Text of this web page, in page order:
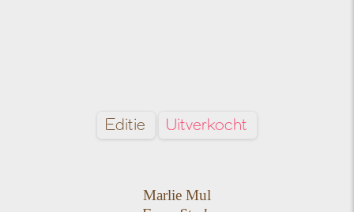
Editie Uitverkocht
Marlie Mul